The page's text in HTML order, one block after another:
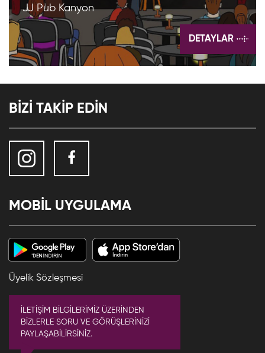
JJ Pub Kanyon
DETAYLAR
BİZİ TAKİP EDİN
MOBİL UYGULAMA
Üyelik Sözleşmesi
İLETİŞİM BİLGİLERİMİZ ÜZERİNDEN
BİZLERLE SORU VE GÖRÜŞLERİNİZİ
PAYLAŞABİLİRSİNİZ.